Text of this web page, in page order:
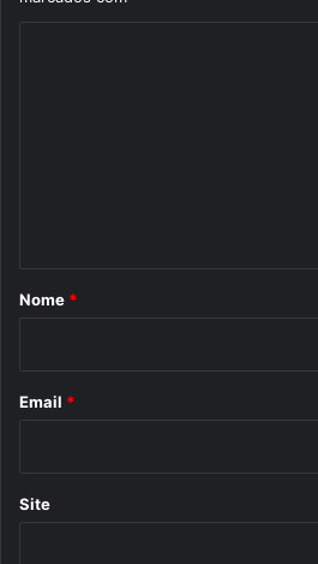
r
*
Nome *
Email *
Site